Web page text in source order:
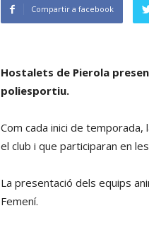
Compartir a facebook
Hostalets de Pierola
poliesportiu.
Com cada inici de
el club i que participaran en
La presentació dels equips
Femení.